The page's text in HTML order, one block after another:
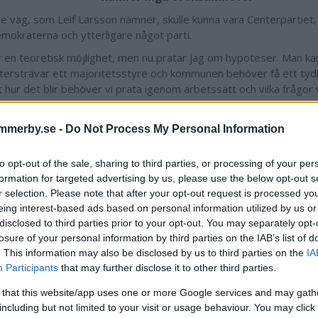
- Do Not Process My Personal Information
opt-out of the sale, sharing to third parties, or processing of your
for targeted advertising by us, please use the below opt-out
selection. Please note that after your opt-out request is processed
interest-based ads based on personal information utilized by us
to third parties prior to your opt-out. You may separately
of your personal information by third parties on the IAB’s list of
This information may also be disclosed by us to third parties on the
Participants that may further disclose it to other third parties.
that this website/app uses one or more Google services and may
but not limited to your visit or usage behaviour. You may
väg, som Leif Larsson nämner, skulle kunna vara Centerpartiet,
och ytterligare något parti.
en teoretisk möjlighet, men nu pratar jag om hypoteser. Man
ett majoritetsstyre och kommunen behöver få ett
hur det blir behöver vi prata igenom arbetssätt och vilka frågor
kring.
Moderaterna än Socialdemokraterna om man
är unik. Tittar man på Hultsfred, så har de haft ett
väljarhåll ser man att firman fungerar, om man kan uttrycka sig
reda, och så hade vi det tidigare i Vimmerby också. Vi måste
lugn och ro och jobba framåt. Vi har jättestora förutsättningar i
men det har varit för mycket politisk turbulens.
du en viss tveksamhet kring att samarbeta med ett
i valet?
känner inga sådana tveksamheter, men man ska ha respekt för
den här perioden. Men i de lösningar som finns ingår